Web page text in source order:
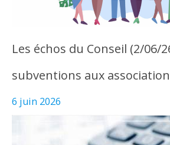
Les échos du Conseil (2/06/
subventions aux
6 juin 2026